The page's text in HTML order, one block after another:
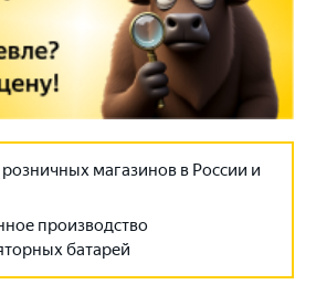
розничных магазинов в России и
производство
батарей